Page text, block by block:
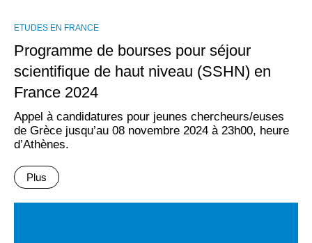
ΕTUDES EN FRANCE
Programme de bourses pour séjour
scientifique de haut niveau (SSHN) en
France 2024
Appel à candidatures pour jeunes chercheurs/euses
de Grèce jusqu’au 08 novembre 2024 à 23h00, heure
d’Athènes.
Plus